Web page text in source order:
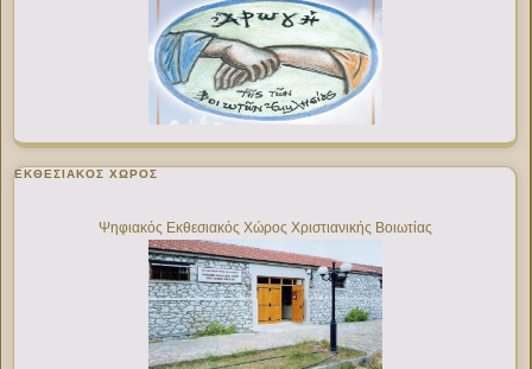
ΕΚΘΕΣΙΑΚΌΣ ΧΏΡΟΣ
Ψηφιακός Εκθεσιακός Χώρος Χριστιανικής Βοιωτίας